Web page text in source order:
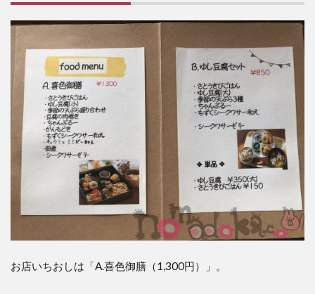
お店いちおしは「A.喜色御膳（1,300円）」。